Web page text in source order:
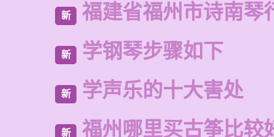
新 福建省福州市诗南琴
新 学钢琴步骤如下
新 学声乐的十大害处
新 福州哪里买古筝比较